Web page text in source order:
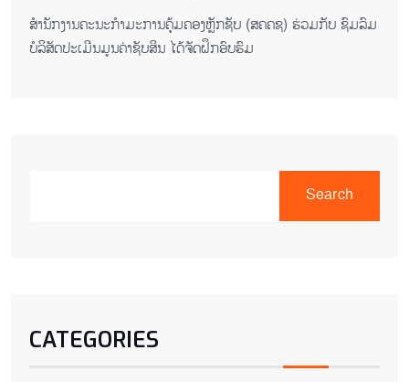
ສໍານັກງານຄະນະກໍາມະການຄຸ້ມຄອງຫຼັກຊັບ (ສຄຄຊ) ຮ່ວມກັບ ຊົມລົມ
ບໍລິສັດປະເມີນມູນຄ່າຊັບສິນ ໄດ້ຈັດຝຶກອົບຮົມ
Search
CATEGORIES